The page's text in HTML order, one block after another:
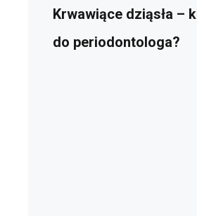
Krwawiące dziąsła –
do periodontologa?